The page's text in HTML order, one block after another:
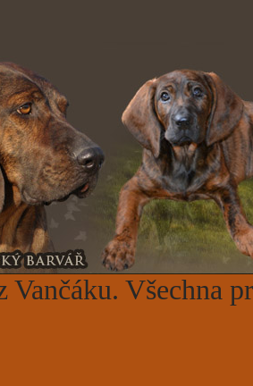
Vančáku. Všechna